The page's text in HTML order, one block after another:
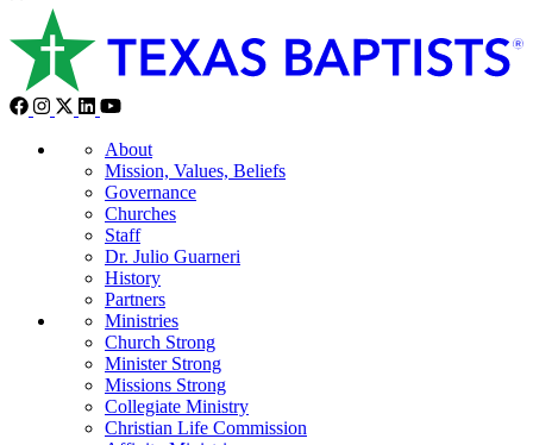
About
Mission, Values, Beliefs
Governance
Churches
Staff
Dr. Julio Guarneri
History
Partners
Ministries
Church Strong
Minister Strong
Missions Strong
Collegiate Ministry
Christian Life Commission